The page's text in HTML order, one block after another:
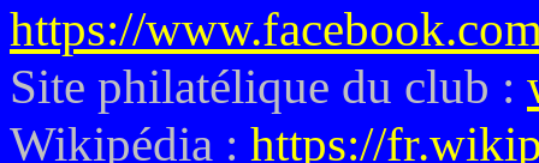
https://
Site philatélique du club :
Wikipédia : https://